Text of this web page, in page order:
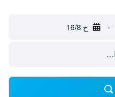
- ح 16/8